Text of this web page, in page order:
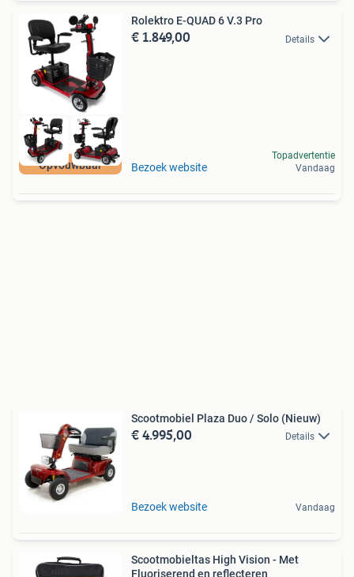
Opvouwbaar
Rolektro E-QUAD 6 V.3 Pro
€ 1.849,00 Details
Bezoek website
Topadvertentie
Vandaag
Scootmobiel Plaza Duo / Solo (Nieuw)
€ 4.995,00 Details
Bezoek website Vandaag
Scootmobieltas High Vision - Met
Fluoriserend en reflecteren